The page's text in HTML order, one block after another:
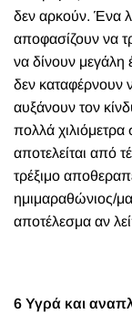
δεν αρκούν. Ένα
αποφασίζουν να
να δίνουν μεγάλη
δεν καταφέρνουν
αυξάνουν τον
πολλά
αποτελείται από
τρέξιμο
ημιμαραθώνιος/
αποτέλεσμα αν
6 Υγρά και